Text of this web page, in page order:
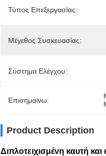
Τύπος Επεξεργασίας:
Μέγεθος Συσκευασίας:
Σύστημα Ελέγχου:
Επισημαίνω:
Product Description
Διπλοτειχισμένη καυτή